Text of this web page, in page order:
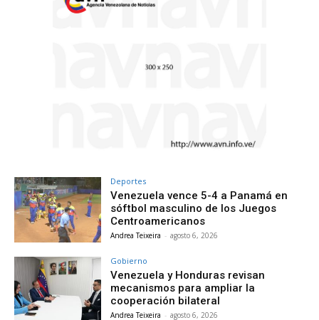
Deportes
Venezuela vence 5-4 a Panamá en
sóftbol masculino de los Juegos
Centroamericanos
Andrea Teixeira - agosto 6, 2026
Gobierno
Venezuela y Honduras revisan
mecanismos para ampliar la
cooperación bilateral
Andrea Teixeira - agosto 6, 2026